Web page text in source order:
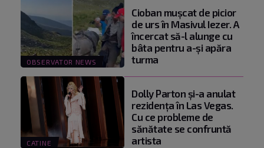
OBSERVATOR NEWS
Cioban muşcat de picior
de urs în Masivul Iezer. A
încercat să-l alunge cu
bâta pentru a-şi apăra
turma
CATINE
Dolly Parton și-a anulat
rezidența în Las Vegas.
Cu ce probleme de
sănătate se confruntă
artista